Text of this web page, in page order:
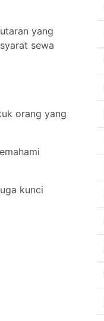
yang
sewa
orang yang
kunci